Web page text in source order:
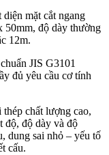
mặt cắt ngang
50mm, độ dày thường
12m.
JIS G3101
đủ yêu cầu cơ tính
chất lượng cao,
độ, độ dày và độ
dung sai nhỏ – yếu tố
cấu.